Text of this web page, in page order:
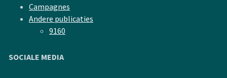
Campagnes
Andere publicaties
9160
SOCIALE MEDIA